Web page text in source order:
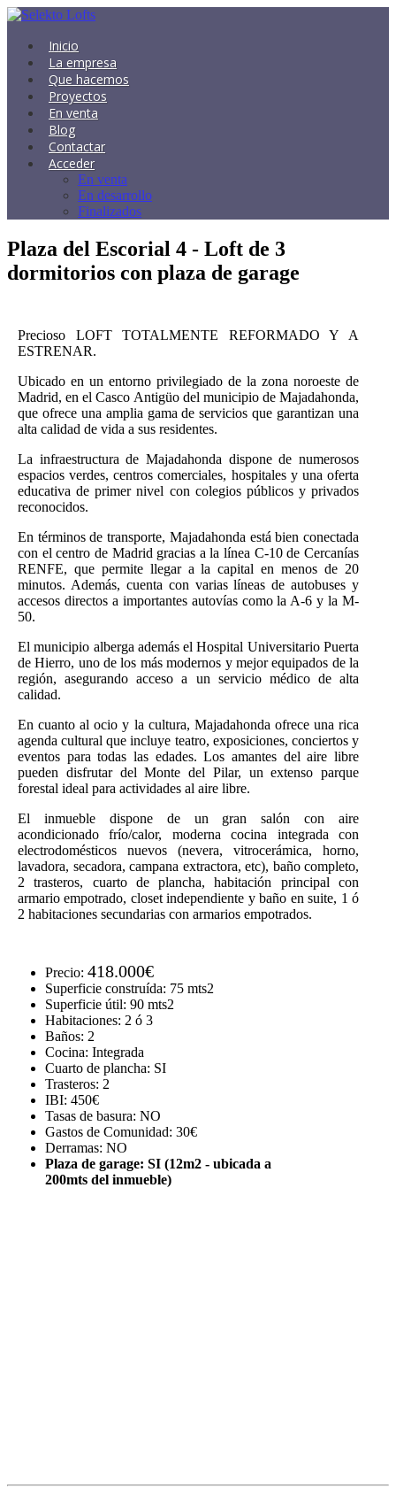
Inicio
La empresa
Que hacemos
Proyectos
En venta
Blog
Contactar
Acceder
En venta
En desarrollo
Finalizados
Plaza del Escorial 4 - Loft de 3
dormitorios con plaza de garage
Precioso LOFT TOTALMENTE REFORMADO Y A
ESTRENAR.
Ubicado en un entorno privilegiado de la zona noroeste de
Madrid, en el Casco Antigüo del municipio de Majadahonda,
que ofrece una amplia gama de servicios que garantizan una
alta calidad de vida a sus residentes.
La infraestructura de Majadahonda dispone de numerosos
espacios verdes, centros comerciales, hospitales y una oferta
educativa de primer nivel con colegios públicos y privados
reconocidos.
En términos de transporte, Majadahonda está bien conectada
con el centro de Madrid gracias a la línea C-10 de Cercanías
RENFE, que permite llegar a la capital en menos de 20
minutos. Además, cuenta con varias líneas de autobuses y
accesos directos a importantes autovías como la A-6 y la M-
50.
El municipio alberga además el Hospital Universitario Puerta
de Hierro, uno de los más modernos y mejor equipados de la
región, asegurando acceso a un servicio médico de alta
calidad.
En cuanto al ocio y la cultura, Majadahonda ofrece una rica
agenda cultural que incluye teatro, exposiciones, conciertos y
eventos para todas las edades. Los amantes del aire libre
pueden disfrutar del Monte del Pilar, un extenso parque
forestal ideal para actividades al aire libre.
El inmueble dispone de un gran salón con aire
acondicionado frío/calor, moderna cocina integrada con
electrodomésticos nuevos (nevera, vitrocerámica, horno,
lavadora, secadora, campana extractora, etc), baño completo,
2 trasteros, cuarto de plancha, habitación principal con
armario empotrado, closet independiente y baño en suite, 1 ó
2 habitaciones secundarias con armarios empotrados.
Precio: 418.000€
Superficie construída: 75 mts2
Superficie útil: 90 mts2
Habitaciones: 2 ó 3
Baños: 2
Cocina: Integrada
Cuarto de plancha: SI
Trasteros: 2
IBI: 450€
Tasas de basura: NO
Gastos de Comunidad: 30€
Derramas: NO
Plaza de garage: SI (12m2 - ubicada a
200mts del inmueble)